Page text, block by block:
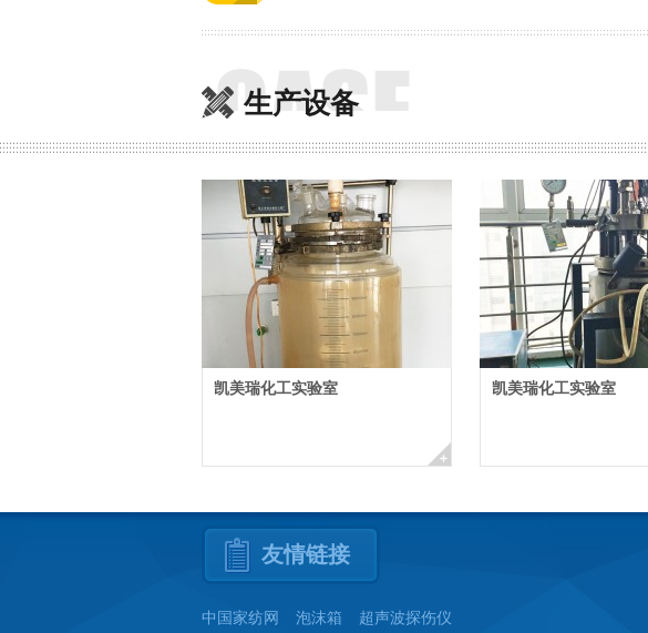
生产设备
凯美瑞化工实验室 凯美瑞化工实验室
友情链接
中国家纺网 泡沫箱 超声波探伤仪